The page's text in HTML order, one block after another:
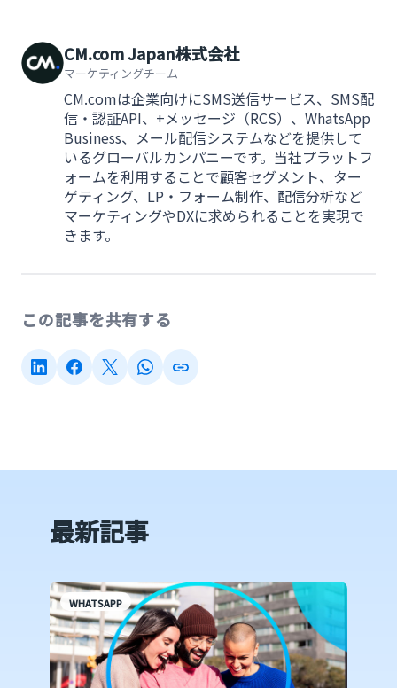
CM.com Japan株式会社
マーケティングチーム
CM.comは企業向けにSMS送信サービス、SMS配
信・認証API、+メッセージ（RCS）、WhatsApp
Business、メール配信システムなどを提供して
いるグローバルカンパニーです。当社プラットフ
ォームを利用することで顧客セグメント、ター
ゲティング、LP・フォーム制作、配信分析など
マーケティングやDXに求められることを実現で
きます。
この記事を共有する
最新記事
WHATSAPP